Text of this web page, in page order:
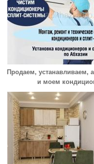
Продаем, устанавливаем,
и моем